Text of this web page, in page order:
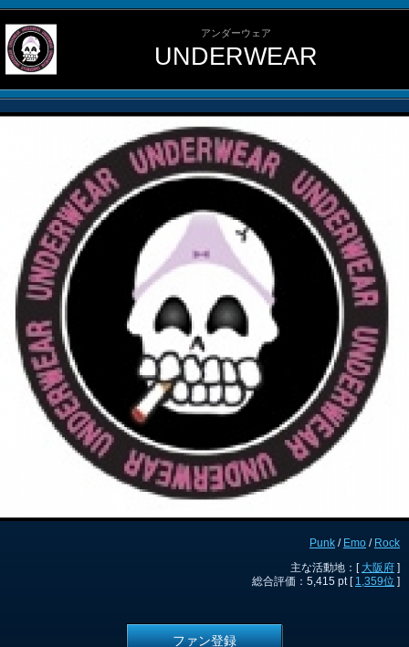
アンダーウェア
UNDERWEAR
Punk / Emo / Rock
主な活動地：[ 大阪府 ]
総合評価：5,415 pt [ 1,359位 ]
ファン登録